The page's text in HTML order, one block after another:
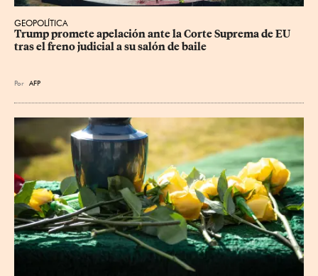
GEOPOLÍTICA
Trump promete apelación ante la Corte Suprema de EU
tras el freno judicial a su salón de baile
Por AFP